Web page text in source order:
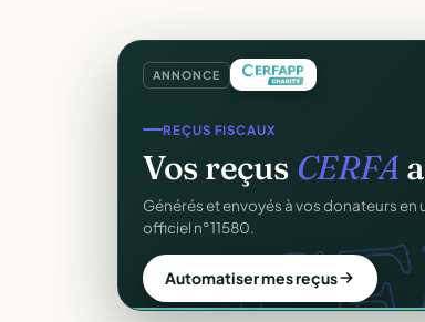
ANNONCE
REÇUS FISCAUX
Vos reçus CERFA
Générés et envoyés à vos donateurs
officiel n°11580.
Automatiser mes reçus
COLLECTE DE DONS
Collectez des
Campagnes, paiement sécurisé, reçu
donateur. 100 % gratuit.
Lancer ma collecte